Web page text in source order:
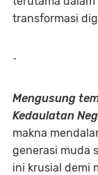
transformasi
-
Mengusung
Kedaulatan
makna
generasi muda
ini krusial demi